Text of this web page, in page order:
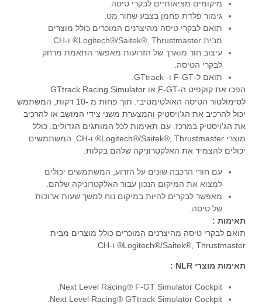
הפכו את קוקפיט ה-F-GT או GTtrack Racing Simulator
לסימולטור הטיסה האולטימטיבי. תוך פחות מ -10 דקות, המשתמש
יכול להרכיב את הג’ויסטיק והמצערת משני צידי המושב או להרכיב
את הג’ויסטיק במרכז. עם תאימות לכל המותגים הגדולים, כולל
מוצרי Logitech®/Saitek®, Thrustmaster® ו-CH, המשתמשים
יכולים להצמיד את האלקטרוניקה שלהם בקלות.
עם חורי הרכבה שונים על הזרוע, המשתמשים יכולים
למצוא את המיקום הנכון עבור האלקטרוניקה שלהם.
מאפשר לבקרים להיות במיקום נוח למשך שעות ארוכות
של טיסה.
תאימות :
תואם לבקרי טיסה מהיצרנים המוכרים כולל מוצרים מבית
Logitech®/Saitek®, Thrustmaster® ו-CH.
תאימות מוצרי NLR :
Next Level Racing® F-GT Simulator Cockpit.
Next Level Racing® GTtrack Simulator Cockpit.
Next Level Racing® GTtrack PlayStation Edition
Simulator Cockpit
compatible with the GTultimate V2 cockpit.
מידות ומשקל :
משקל נטו :